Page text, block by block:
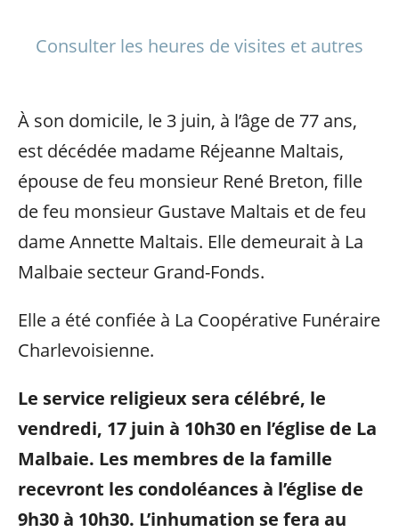
Consulter les heures de visites et autres
À son domicile, le 3 juin, à l’âge de 77 ans,
est décédée madame Réjeanne Maltais,
épouse de feu monsieur René Breton, fille
de feu monsieur Gustave Maltais et de feu
dame Annette Maltais. Elle demeurait à La
Malbaie secteur Grand-Fonds.
Elle a été confiée à La Coopérative Funéraire
Charlevoisienne.
Le service religieux sera célébré, le
vendredi, 17 juin à 10h30 en l’église de La
Malbaie. Les membres de la famille
recevront les condoléances à l’église de
9h30 à 10h30. L’inhumation se fera au